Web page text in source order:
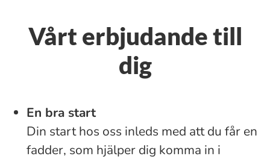
Vårt erbjudande till
dig
En bra start
Din start hos oss inleds med att du får en
fadder, som hjälper dig komma in i